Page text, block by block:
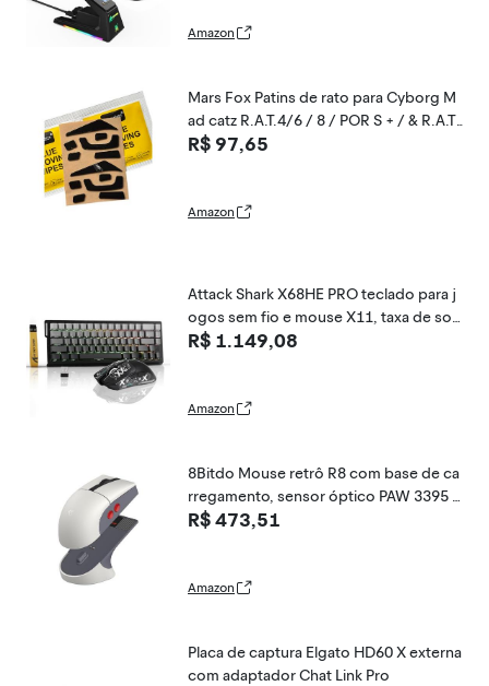
PC Mac(Preto)
Amazon
Mars Fox Patins de rato para Cyborg M
ad catz R.A.T.4/6 / 8 / POR S + / & R.A.T.
3/5 / 7/9 Saitek (2 conjuntos) - Espess
R$ 97,65
Amazon
Attack Shark X68HE PRO teclado para j
ogos sem fio e mouse X11, taxa de son
dagem de 8K, teclado com interruptor
ico, 22000 DPI
R$ 1.149,08
Amazon
8Bitdo Mouse retrô R8 com base de ca
rregamento, sensor óptico PAW 3395 D
PI 26K, taxa de polling 4K, botões prog
R$ 473,51
Amazon
Placa de captura Elgato HD60 X externa
com adaptador Chat Link Pro